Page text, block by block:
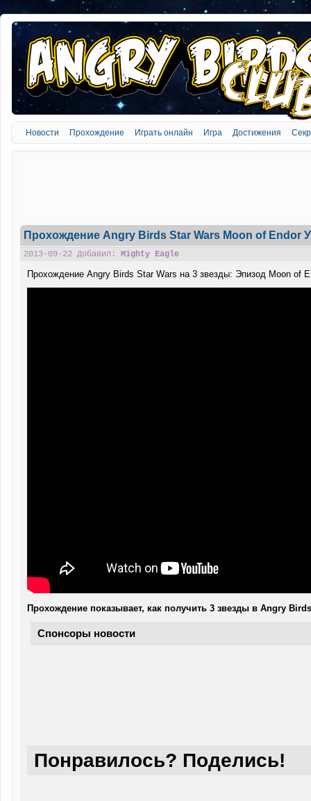
Новости Прохождение Играть онлайн Игра Достижения
Прохождение Angry Birds Star Wars Moon of Endor
2013-09-22 Добавил: Mighty Eagle
Прохождение Angry Birds Star Wars на 3 звезды: Эпизод Moon of
Прохождение показывает, как получить 3 звезды в Angry
Спонсоры новости
Понравилось? Поделись!